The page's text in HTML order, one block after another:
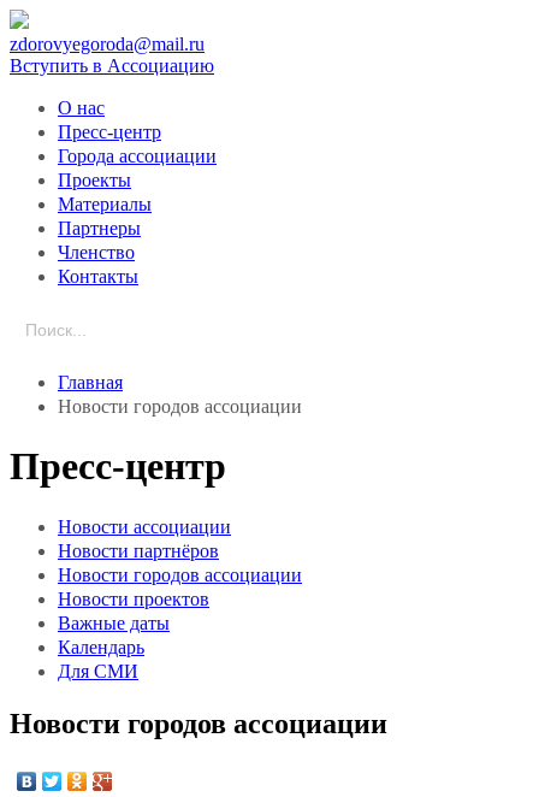
zdorovyegoroda@mail.ru
Вступить в Ассоциацию
О нас
Пресс-центр
Города ассоциации
Проекты
Материалы
Партнеры
Членство
Контакты
for:
Главная
Новости городов ассоциации
Пресс-центр
Новости ассоциации
Новости партнёров
Новости городов ассоциации
Новости проектов
Важные даты
Календарь
Для СМИ
Новости городов ассоциации